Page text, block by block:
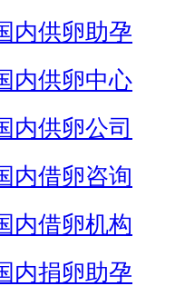
内供卵助孕
内供卵中心
内供卵公司
内借卵咨询
内借卵机构
内捐卵助孕